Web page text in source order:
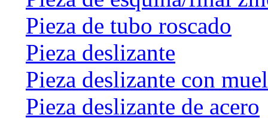
Pieza de tubo roscado
Pieza deslizante
Pieza deslizante con
Pieza deslizante de acero